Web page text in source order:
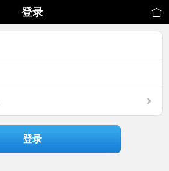
登录
登录